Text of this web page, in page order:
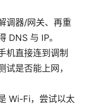
调器/网关、再重
DNS 与 IP。
机直接连到调制
是否能上网，
Wi-Fi，尝试以太